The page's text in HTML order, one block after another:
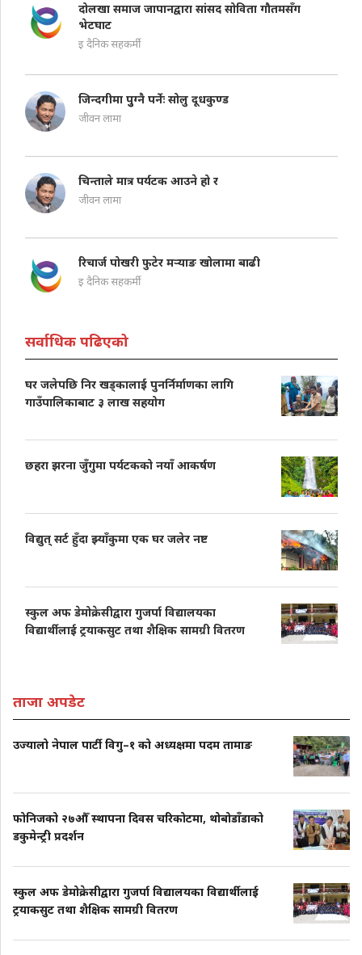
दोलखा समाज जापानद्वारा सांसद सोविता गौतमसँग
भेटघाट
इ दैनिक सहकर्मी
जिन्दगीमा पुुग्नै पर्नेः सोलु दूधकुण्ड
जीवन लामा
चिन्ताले मात्र पर्यटक आउने हो र
जीवन लामा
रिचार्ज पोखरी फुटेर मऱ्याङ खोलामा बाढी
इ दैनिक सहकर्मी
सर्वाधिक पढिएको
घर जलेपछि निर खड्कालाई पुनर्निर्माणका लागि
गाउँपालिकाबाट ३ लाख सहयोग
छहरा झरना जुँगुमा पर्यटकको नयाँ आकर्षण
विद्युत् सर्ट हुँदा झ्याँकुमा एक घर जलेर नष्ट
स्कुल अफ डेमोक्रेसीद्वारा गुजर्पा विद्यालयका
विद्यार्थीलाई ट्रयाकसुट तथा शैक्षिक सामग्री वितरण
ताजा अपडेट
उज्यालो नेपाल पार्टी विगु–१ को अध्यक्षमा पदम तामाङ
फोनिजको २७औँ स्थापना दिवस चरिकोटमा, थोबोडाँडाको
डकुमेन्ट्री प्रदर्शन
स्कुल अफ डेमोक्रेसीद्वारा गुजर्पा विद्यालयका विद्यार्थीलाई
ट्रयाकसुट तथा शैक्षिक सामग्री वितरण